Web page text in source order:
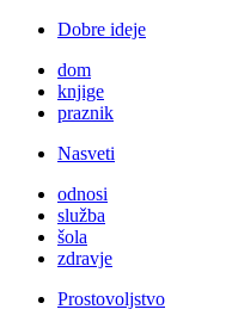
Dobre ideje
dom
knjige
praznik
Nasveti
odnosi
služba
šola
zdravje
Prostovoljstvo